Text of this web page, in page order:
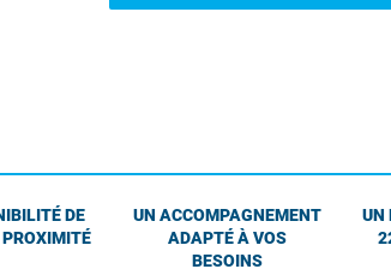
DE
UN ACCOMPAGNEMENT
ADAPTÉ À VOS
BESOINS
UN